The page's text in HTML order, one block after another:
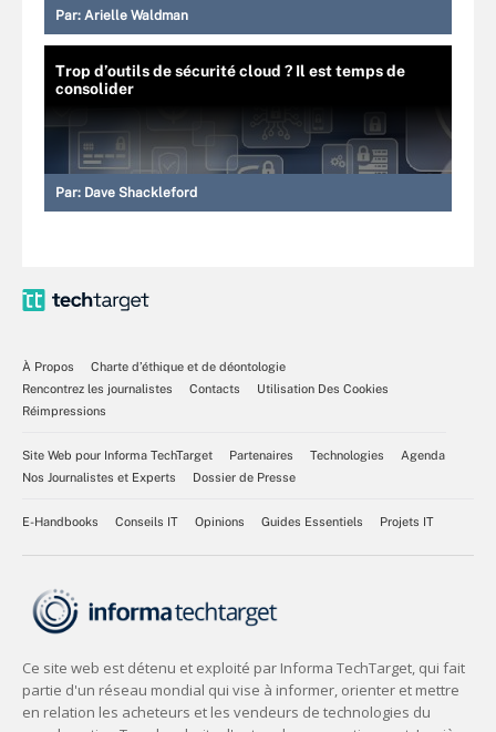
Par: Arielle Waldman
Trop d’outils de sécurité cloud ? Il est temps de
consolider
Par: Dave Shackleford
À Propos
Charte d’éthique et de déontologie
Rencontrez les journalistes
Contacts
Utilisation Des Cookies
Réimpressions
Site Web pour Informa TechTarget Partenaires Technologies
Agenda
Nos Journalistes et Experts
Dossier de Presse
E-Handbooks Conseils IT Opinions Guides Essentiels Projets IT